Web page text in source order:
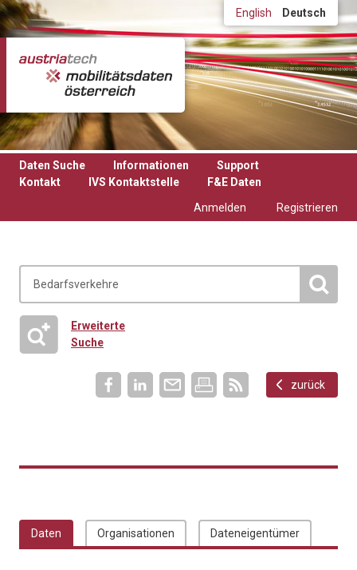
Direkt zum Inhalt English Deutsch
Daten Suche Informationen
Support
Kontakt
IVS Kontaktstelle
F&E Daten
Anmelden
Registrieren
Erweiterte
Suche
zurück
Daten Organisationen Dateneigentümer